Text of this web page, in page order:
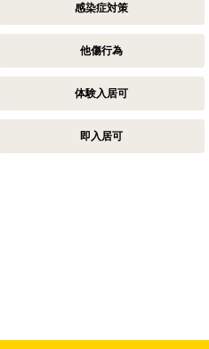
感染症対策
他傷行為
体験入居可
即入居可